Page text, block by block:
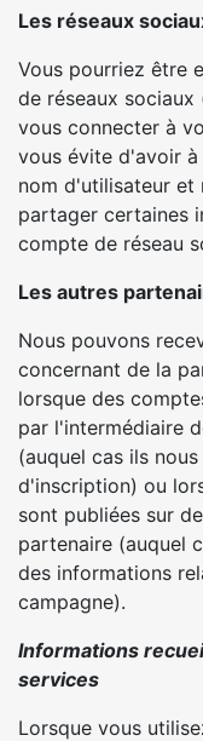
Les réseaux
Vous pourriez être
de réseaux
vous connecter à
vous évite d'avoir
nom d'utilisateur et
partager certaines
compte de réseau
Les autres
Nous pouvons
concernant de la
lorsque des
par l'intermédiaire
(auquel cas ils
d'inscription) ou
sont publiées sur
partenaire (auquel
des informations
campagne).
Informations
services
Lorsque vous